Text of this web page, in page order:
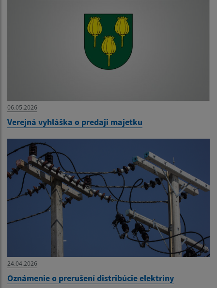
06.05.2026
Verejná vyhláška o predaji majetku
24.04.2026
Oznámenie o prerušení distribúcie elektriny